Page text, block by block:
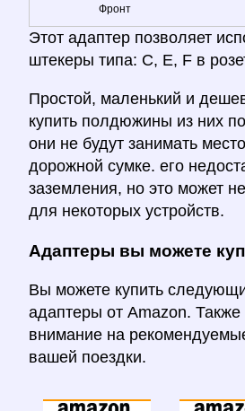
Фронт
Этот адаптер позволяет
штекеры типа: C, E, F в
Простой, маленький и
купить полдюжины из них
они не будут занимать
дорожной сумке. его
заземления, но это может
для некоторых устройств.
Адаптеры вы можете
Вы можете купить
адаптеры от Amazon. Также
внимание на
вашей поездки.